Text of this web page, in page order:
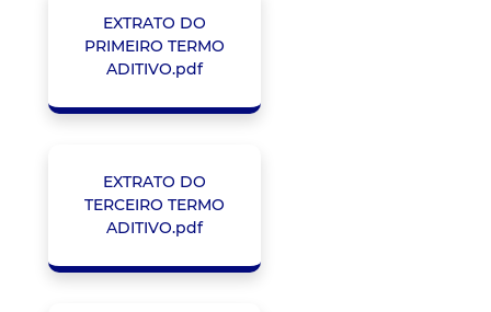
EXTRATO DO
PRIMEIRO TERMO
ADITIVO.pdf
EXTRATO DO
TERCEIRO TERMO
ADITIVO.pdf